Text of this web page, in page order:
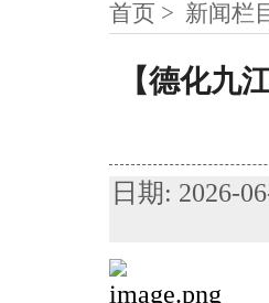
首页 > 新闻栏
【德化九
日期: